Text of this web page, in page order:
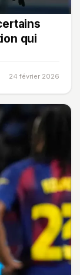
qui
24 février 2026